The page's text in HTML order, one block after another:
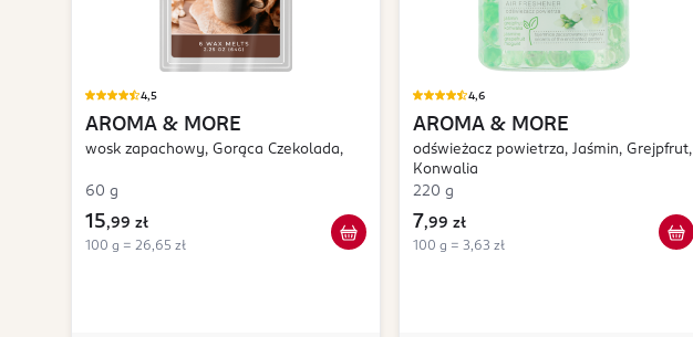
4,5
AROMA & MORE
wosk zapachowy, Gorąca Czekolada,
60 g
15,99 zł
100 g = 26,65 zł
4,6
AROMA & MORE
odświeżacz powietrza, Jaśmin, Grejpfrut,
Konwalia
220 g
7,99 zł
100 g = 3,63 zł